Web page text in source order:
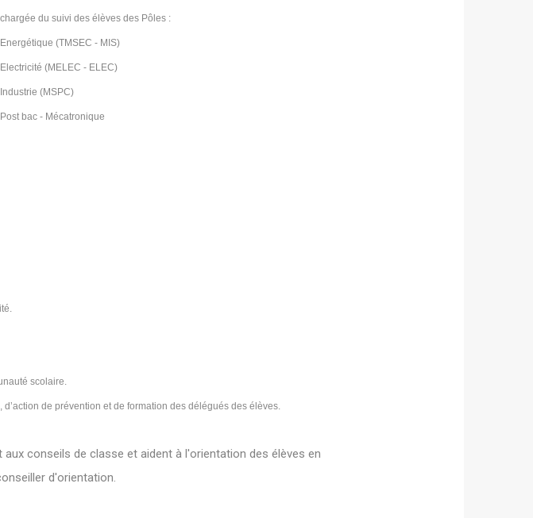
chargée du suivi des élèves des Pôles :
Energétique (TMSEC - MIS)
Electricité (MELEC - ELEC)
Industrie (MSPC)
Post bac - Mécatronique
scolaire.
de prévention et de formation des délégués des élèves.
conseils de classe et aident à l'orientation des élèves en
d'orientation.